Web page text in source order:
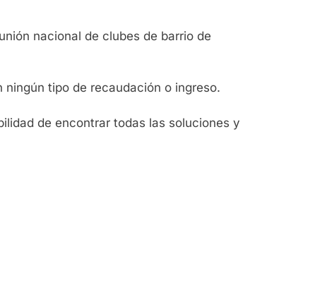
nacional de clubes de barrio de
tipo de recaudación o ingreso.
de encontrar todas las soluciones y